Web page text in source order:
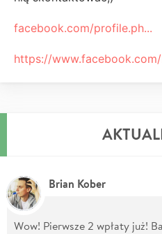
facebook.com/profile.ph...
https://
Brian Kober
Wow! Pierwsze 2 wpłaty już!